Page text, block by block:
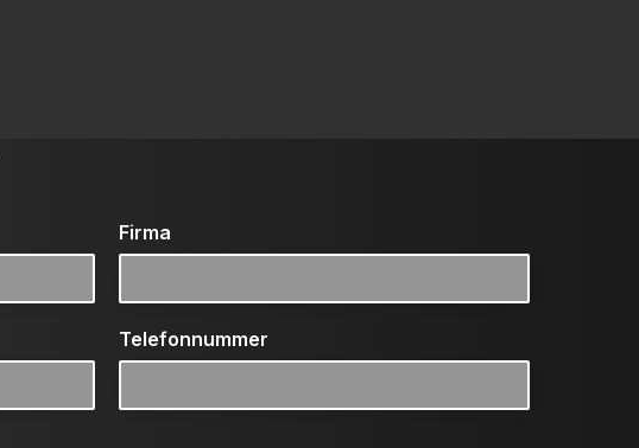
Firma
Telefonnummer